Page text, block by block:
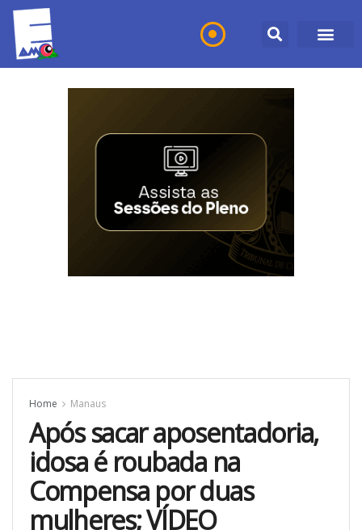
Home Manaus
Após sacar aposentadoria,
idosa é roubada na
Compensa por duas
mulheres; VÍDEO